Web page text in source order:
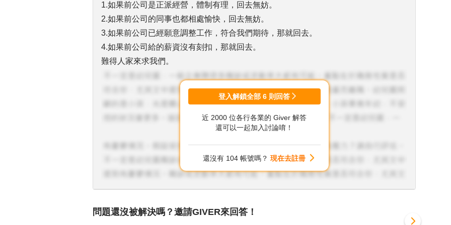
1.如果前公司是正派經營，體制有理，回去無妨。
2.如果前公司的同事也都相處愉快，回去無妨。
3.如果前公司已經願意調整工作，符合我們期待，那就回去。
4.如果前公司給的薪資沒有刻扣，那就回去。
難得人家來求我們。
登入解鎖全部 6 則回答
近 2000 位各行各業的 Giver 解答
還可以一起加入討論唷！
還沒有 104 帳號嗎？ 現在去註冊
問題還沒被解決嗎？邀請GIVER來回答！